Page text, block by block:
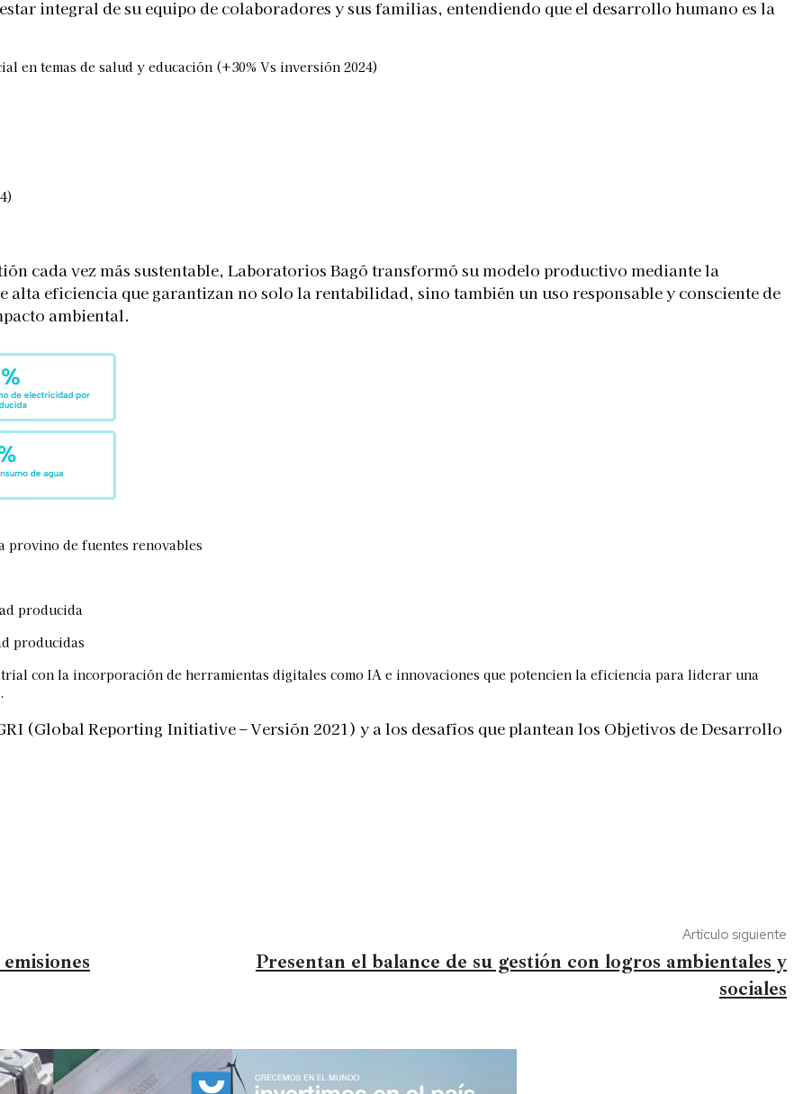
integral de su equipo de colaboradores y sus familias, entendiendo que el desarrollo humano es la
en temas de salud y educación (+30% Vs inversión 2024)
cada vez más sustentable, Laboratorios Bagó transformó su modelo productivo mediante la
alta eficiencia que garantizan no solo la rentabilidad, sino también un uso responsable y consciente de
ambiental.
provino de fuentes renovables
producida
producidas
con la incorporación de herramientas digitales como IA e innovaciones que potencien la eficiencia para liderar una
(Global Reporting Initiative – Versión 2021) y a los desafíos que plantean los Objetivos de Desarrollo
Artículo siguiente
Presentan el balance de su gestión con logros ambientales y
sociales